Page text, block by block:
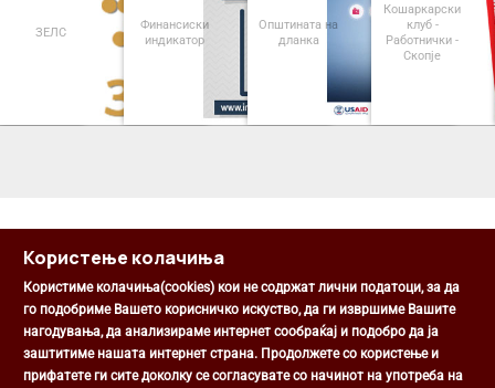
ЗЕЛС
Финансиски
индикатор
Општината на
дланка
Кошаркарски
клуб -
Работнички -
Скопје
Општина Центар
Михаил Цоков бр. 1, Скопје
Користење колачиња
Користиме колачиња(cookies) кои не содржат лични податоци, за да
го подобриме Вашето корисничко искуство, да ги извршиме Вашите
нагодувања, да анализираме интернет сообраќај и подобро да ја
заштитиме нашата интернет страна. Продолжете со користење и
прифатете ги сите доколку се согласувате со начинот на употреба на